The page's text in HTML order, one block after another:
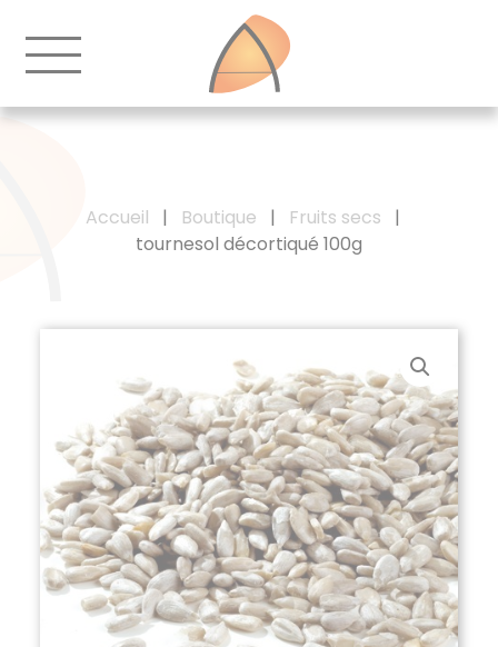
Accueil | Boutique | Fruits secs
|
tournesol décortiqué 100g